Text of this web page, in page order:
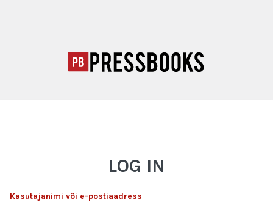
LOG IN
Kasutajanimi või e-postiaadress